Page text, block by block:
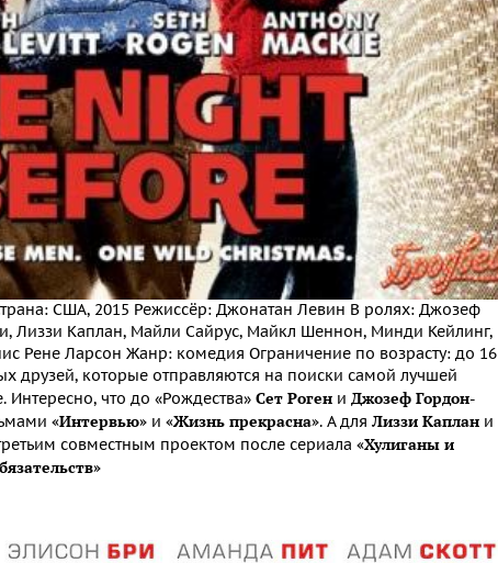
США, 2015 Режиссёр: Джонатан Левин В ролях: Джозеф
Лиззи Каплан, Майли Сайрус, Майкл Шеннон, Минди Кейлинг,
Рене Ларсон Жанр: комедия Ограничение по возрасту: до 16
друзей, которые отправляются на поиски самой лучшей
что до «Рождества» Сет Роген и Джозеф Гордон-
«Интервью» и «Жизнь прекрасна». А для Лиззи Каплан и
совместным проектом после сериала «Хулиганы и